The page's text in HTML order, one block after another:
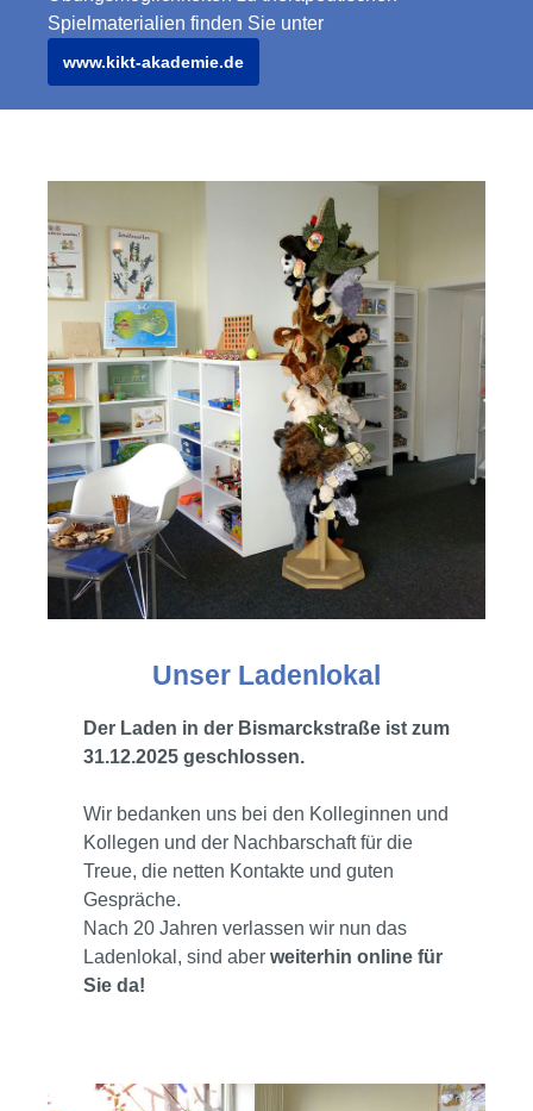
und biografisches ErzählenSzenisches
Verstehen im therapeutischen
ProzessEmotionale Ausdrucksformen und
EntwicklungsthemenAnwendung in
Spielmaterialien finden Sie unter
www.kikt-akademie.de
Unser Ladenlokal
Der Laden in der Bismarckstraße ist zum
31.12.2025 geschlossen.
Wir bedanken uns bei den Kolleginnen und
Kollegen und der Nachbarschaft für die
Treue, die netten Kontakte und guten
Gespräche.
Nach 20 Jahren verlassen wir nun das
Ladenlokal, sind aber weiterhin online für
Sie da!